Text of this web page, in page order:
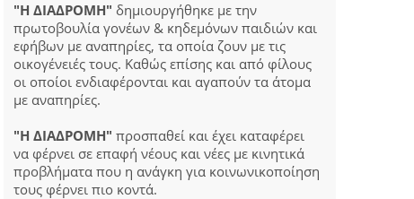
"Η ΔΙΑΔΡΟΜΗ" δημιουργήθηκε με την
πρωτοβουλία γονέων & κηδεμόνων παιδιών και
εφήβων με αναπηρίες, τα οποία ζουν με τις
οικογένειές τους. Καθώς επίσης και από φίλους
οι οποίοι ενδιαφέρονται και αγαπούν τα άτομα
με αναπηρίες.
"Η ΔΙΑΔΡΟΜΗ" προσπαθεί και έχει καταφέρει
να φέρνει σε επαφή νέους και νέες με κινητικά
προβλήματα που η ανάγκη για κοινωνικοποίηση
τους φέρνει πιο κοντά.